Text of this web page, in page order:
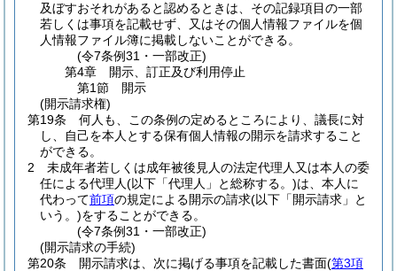
及ぼすおそれがあると認めるときは、その記録項目の一部
若しくは事項を記載せず、又はその個人情報ファイルを個
人情報ファイル簿に掲載しないことができる。
(令7条例31・一部改正)
第4章
開示、訂正及び利用停止
第1節
開示
(開示請求権)
第19条
何人も、この条例の定めるところにより、議長に対
し、自己を本人とする保有個人情報の開示を請求すること
ができる。
2
未成年者若しくは成年被後見人の法定代理人又は本人の委
任による代理人(以下「代理人」と総称する。)は、本人に
代わって前項の規定による開示の請求(以下「開示請求」と
いう。)をすることができる。
(令7条例31・一部改正)
(開示請求の手続)
第20条
開示請求は、次に掲げる事項を記載した書面(第3項